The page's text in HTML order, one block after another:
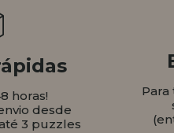
horas!
desde
3 puzzles
Para